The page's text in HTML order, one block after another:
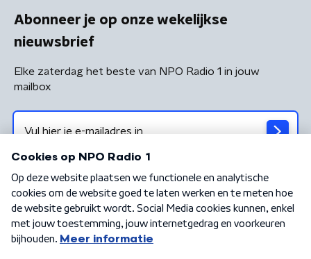
Abonneer je op onze wekelijkse
nieuwsbrief
Elke zaterdag het beste van NPO Radio 1 in jouw
mailbox
Algemene voorwaarden